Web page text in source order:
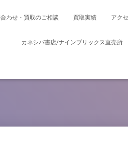
わせ・買取のご相談 買取実績 アク
カネシバ書店/ナインブリックス直売所